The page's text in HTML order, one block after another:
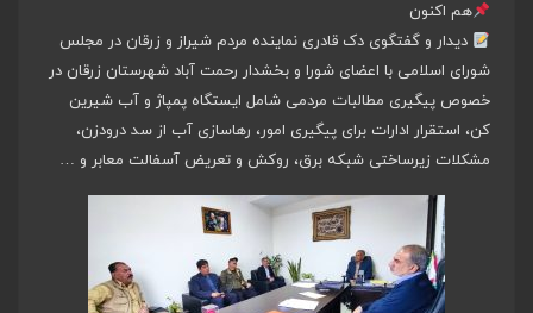
هم اکنون
دیدار و گفتگوی دک قادری نماینده مردم شیراز و زرقان در مجلس
شورای اسلامی با اعضای شورا و بخشدار رحمت آباد شهرستان زرقان در
خصوص پیگیری مطالبات مردمی شامل ایستگاه پمپاژ و آب شیرین
کن، استقرار ادارات برای پیگیری امور، رهاسازی آب از سد درودزن،
مشکلات زیرساختی شبکه برق، روکش و تعریض آسفالت معابر و …